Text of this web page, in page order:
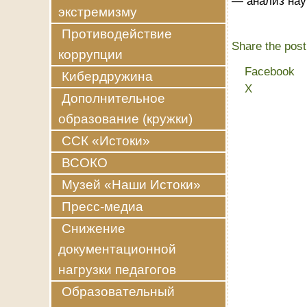
экстремизму
Противодействие
коррупции
Кибердружина
Дополнительное
образование (кружки)
ССК «Истоки»
ВСОКО
Музей «Наши Истоки»
Пресс-медиа
Снижение
документационной
нагрузки педагогов
Образовательный
Share the
Facebook
X